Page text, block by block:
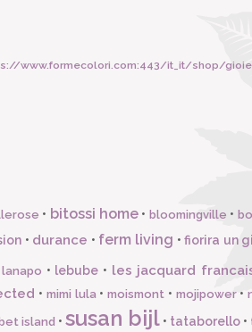
www.formecolori.com:443/it_it/shop/
• bitossi home • bloomingville •
• durance • ferm living •fiorira un
lanapo • lebube • les jacquard
• mimi lula •moismont • mojipower•
island • susan bijl • tataborello •